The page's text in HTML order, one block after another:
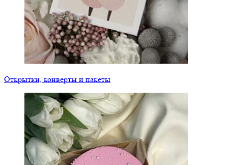
Открытки, конверты и пакеты